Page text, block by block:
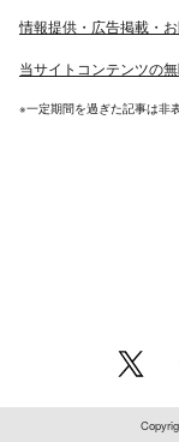
情報提供・広告掲載・
当サイトコンテンツの
※一定期間を過ぎた記事は非